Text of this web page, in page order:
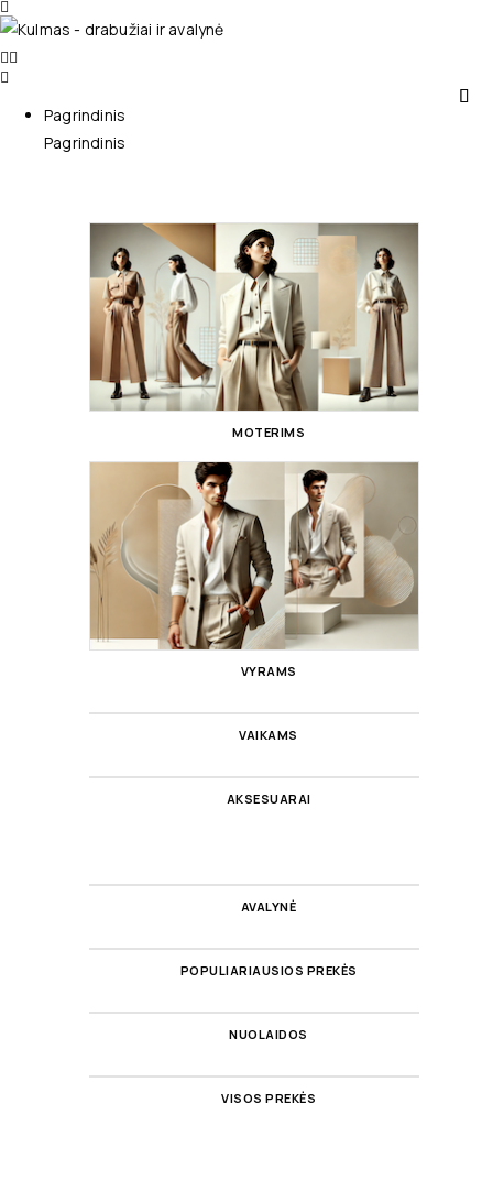
Pagrindinis
Pagrindinis
MOTERIMS
VYRAMS
VAIKAMS
AKSESUARAI
AVALYNĖ
POPULIARIAUSIOS PREKĖS
NUOLAIDOS
VISOS PREKĖS